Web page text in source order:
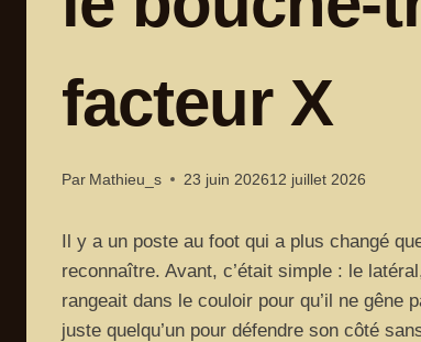
facteur X
Par Mathieu_s 23 juin 202612 juillet 2026
Il y a un poste au foot qui a plus changé
reconnaître. Avant, c’était simple : le
rangeait dans le couloir pour qu’il ne gêne
juste quelqu’un pour défendre son côté